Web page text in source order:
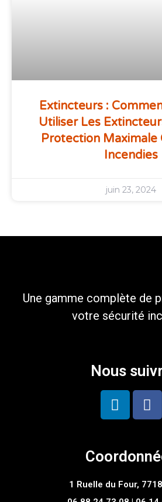
Extincteurs :
Utiliser Les
Protection Maximale
Incendies
juin 23, 2024
Une gamme complète de
votre sécurité
Nous
1 Ruelle du Four,